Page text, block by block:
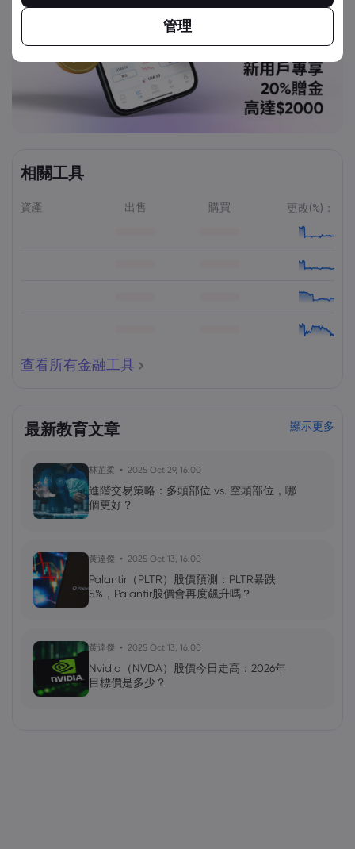
相關工具
資產 出售 購買 更改(%)：
查看所有金融工具
最新教育文章 顯示更多
林芷柔 2025 Oct 29, 16:00
進階交易策略：多頭部位 vs. 空頭部位，哪
個更好？
黃達傑 2025 Oct 13, 16:00
Palantir（PLTR）股價預測：PLTR暴跌
5%，Palantir股價會再度飆升嗎？
黃達傑 2025 Oct 13, 16:00
Nvidia（NVDA）股價今日走高：2026年
目標價是多少？
管理